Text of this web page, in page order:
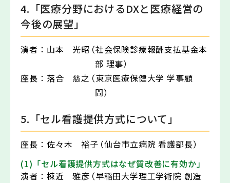
4.「医療分野におけるDXと医療経営の
今後の展望」
演者： 山本 光昭（社会保険診療報酬支払基金本
部 理事）
座長： 落合 慈之（東京医療保健大学 学事顧
問）
5.「セル看護提供方式について」
座長： 佐々木 裕子（仙台市立病院 看護部長）
(1)「セル看護提供方式はなぜ質改善に有効か」
演者： 棟近 雅彦（早稲田大学理工学術院 創造